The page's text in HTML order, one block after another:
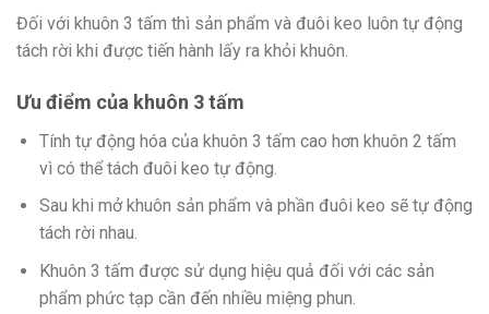
Đối với khuôn 3 tấm thì sản phẩm và đuôi keo luôn tự động
tách rời khi được tiến hành lấy ra khỏi khuôn.
Ưu điểm của khuôn 3 tấm
Tính tự động hóa của khuôn 3 tấm cao hơn khuôn 2 tấm
vì có thể tách đuôi keo tự động.
Sau khi mở khuôn sản phẩm và phần đuôi keo sẽ tự động
tách rời nhau.
Khuôn 3 tấm được sử dụng hiệu quả đối với các sản
phẩm phức tạp cần đến nhiều miệng phun.